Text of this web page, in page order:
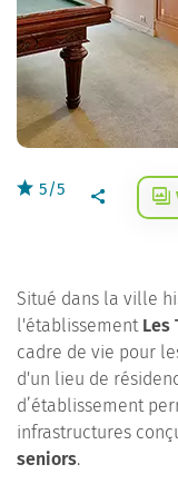
5/5
Situé dans la ville
l'établissement Les
cadre de vie pour
d'un lieu de
d’établissement
infrastructures
seniors.